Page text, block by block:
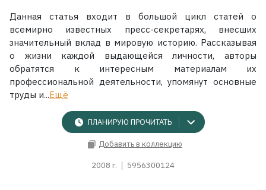
Данная статья входит в большой цикл статей о
всемирно известных пресс-секретарях, внесших
значительный вклад в мировую историю. Рассказывая
о жизни каждой выдающейся личности, авторы
обратятся к интересным материалам их
профессиональной деятельности, упомянут основные
труды и...Ещё
ПЛАНИРУЮ ПРОЧИТАТЬ
Добавить в коллекцию
2008 г. 5956300124